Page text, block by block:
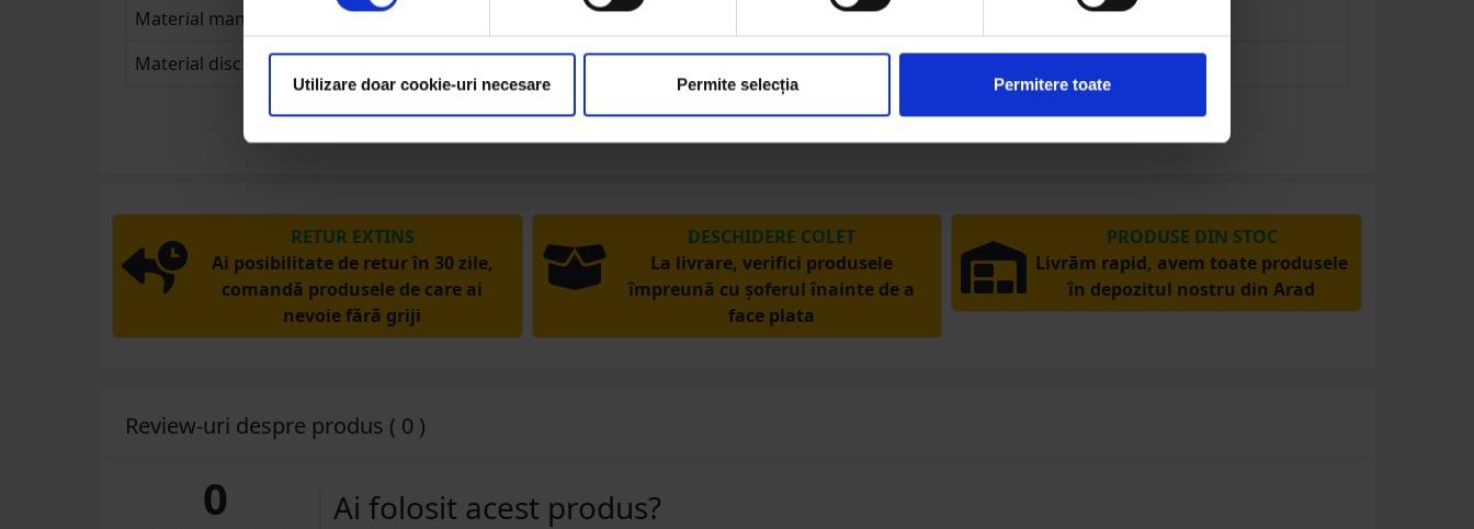
Utilizare doar cookie-uri necesare Permite selecția Permitere toate
Material maner
Material disc presare
Disc metalic cu garnitura din silicon alimentar
RETUR EXTINS
Ai posibilitate de retur în 30 zile,
comandă produsele de care ai
nevoie fără griji
DESCHIDERE COLET
La livrare, verifici produsele
împreună cu șoferul înainte de a
face plata
PRODUSE DIN STOC
Livrăm rapid, avem toate produsele
în depozitul nostru din Arad
Review-uri despre produs ( 0 )
0 Ai folosit acest produs?